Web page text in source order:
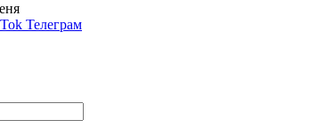
Телеграм